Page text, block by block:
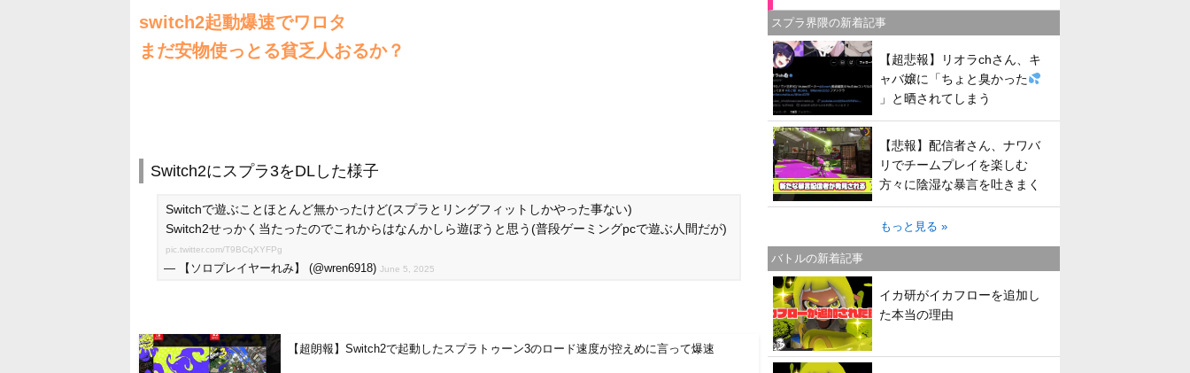
switch2起動爆速でワロタ
まだ安物使っとる貧乏人おるか？
Switch2にスプラ3をDLした様子
Switchで遊ぶことほとんど無かったけど(スプラとリングフィットしかやった事ない)
Switch2せっかく当たったのでこれからはなんかしら遊ぼうと思う(普段ゲーミングpcで遊ぶ人間だが)
pic.twitter.com/T9BCqXYFPg
— 【ソロプレイヤーれみ】 (@wren6918) June 5, 2025
【超朗報】Switch2で起動したスプラトゥーン3のロード速度が控えめに言って爆速
スプラ界隈の新着記事
【超悲報】リオラchさん、キ
ャバ嬢に「ちょと臭かった
」と晒されてしまう
【悲報】配信者さん、ナワバ
リでチームプレイを楽しむ
方々に陰湿な暴言を吐きまく
ってしまう
もっと見る »
バトルの新着記事
イカ研がイカフローを追加し
た本当の理由